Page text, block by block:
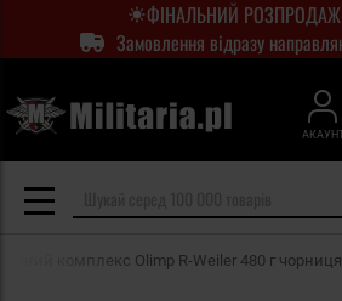
ФІНАЛЬНИЙ
Замовлення відразу
комплекс Olimp R-Weiler 480 г